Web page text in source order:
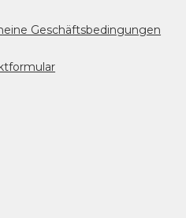
Geschäftsbedingungen